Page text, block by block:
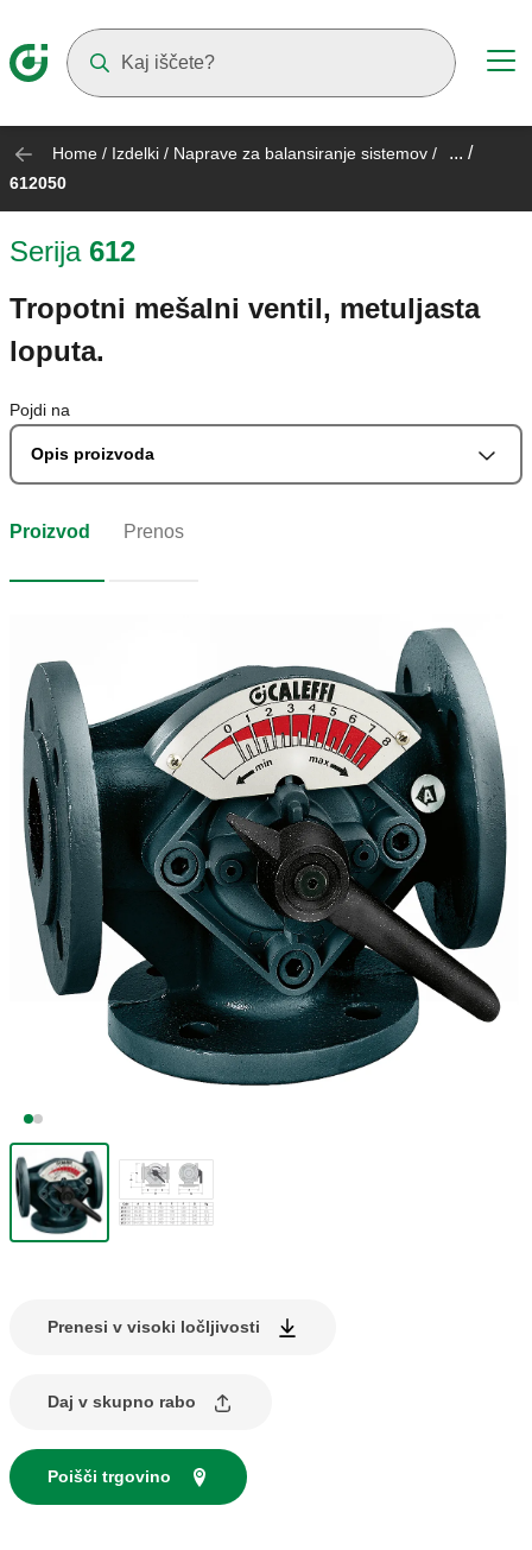
Home / Izdelki / Naprave za balansiranje sistemov / ... /
612050
Serija 612
Tropotni mešalni ventil, metuljasta
loputa.
Pojdi na
Opis proizvoda
Proizvod Prenos
Prenesi v visoki ločljivosti
Daj v skupno rabo
Poišči trgovino